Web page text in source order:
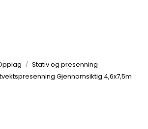
Stativ og presenning
Gjennomsiktig 4,6x7,5m